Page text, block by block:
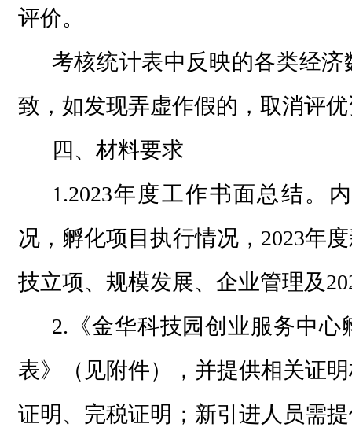
评价。
考核统计表中反映的各类经
致，如发现弄虚作假的，取消评
四、材料要求
1.2023年度工作书面总结。
况，孵化项目执行情况，2023年
技立项、规模发展、企业管理及
2.《金华科技园创业服务中心
表》（见附件），并提供相关证
证明、完税证明；新引进人员需